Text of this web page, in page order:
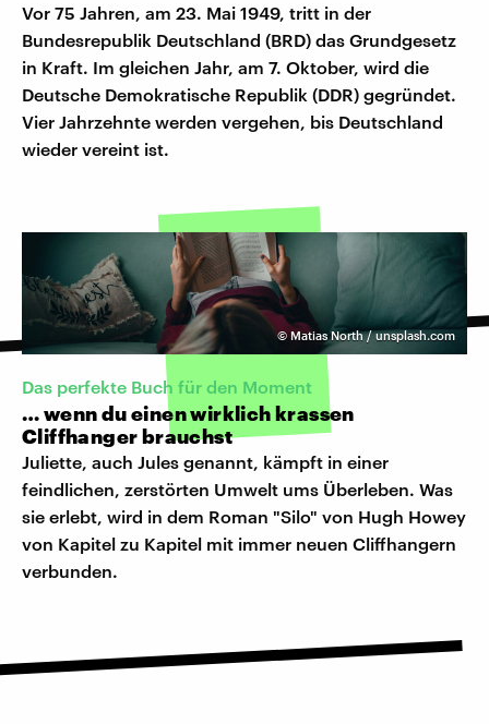
Vor 75 Jahren, am 23. Mai 1949, tritt in der
Bundesrepublik Deutschland (BRD) das Grundgesetz
in Kraft. Im gleichen Jahr, am 7. Oktober, wird die
Deutsche Demokratische Republik (DDR) gegründet.
Vier Jahrzehnte werden vergehen, bis Deutschland
wieder vereint ist.
©Matias North / unsplash.com
Das perfekte Buch für den Moment
… wenn du einen wirklich krassen
Cliffhanger brauchst
Juliette, auch Jules genannt, kämpft in einer
feindlichen, zerstörten Umwelt ums Überleben. Was
sie erlebt, wird in dem Roman "Silo" von Hugh Howey
von Kapitel zu Kapitel mit immer neuen Cliffhangern
verbunden.